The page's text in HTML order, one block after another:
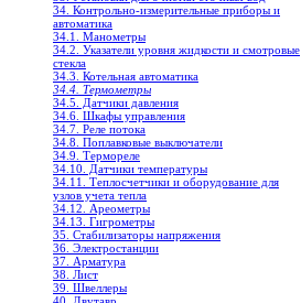
34. Контрольно-измерительные приборы и
автоматика
34.1. Манометры
34.2. Указатели уровня жидкости и смотровые
стекла
34.3. Котельная автоматика
34.4. Термометры
34.5. Датчики давления
34.6. Шкафы управления
34.7. Реле потока
34.8. Поплавковые выключатели
34.9. Термореле
34.10. Датчики температуры
34.11. Теплосчетчики и оборудование для
узлов учета тепла
34.12. Ареометры
34.13. Гигрометры
35. Стабилизаторы напряжения
36. Электростанции
37. Арматура
38. Лист
39. Швеллеры